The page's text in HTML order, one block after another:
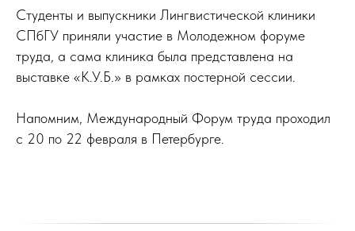
Студенты и выпускники Лингвистической клиники
СПбГУ приняли участие в Молодежном форуме
труда, а сама клиника была представлена на
выставке «К.У.Б.» в рамках постерной сессии.
Напомним, Международный Форум труда проходил
с 20 по 22 февраля в Петербурге.